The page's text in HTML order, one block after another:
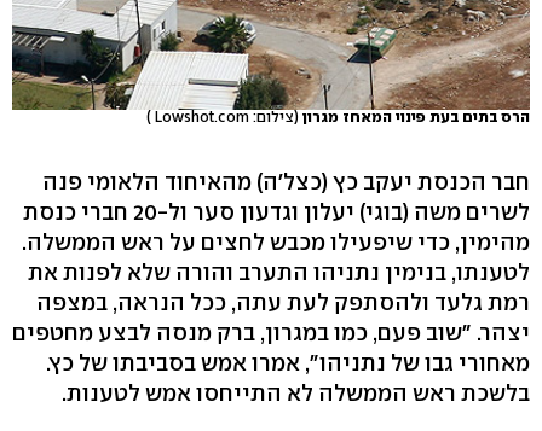
הרס בתים בעת פינוי המאחז מגרון (צילום: Lowshot.com )
חבר הכנסת יעקב כץ (כצל'ה) מהאיחוד הלאומי פנה
לשרים משה (בוגי) יעלון וגדעון סער ול-20 חברי כנסת
מהימין, כדי שיפעילו מכבש לחצים על ראש הממשלה.
לטענתו, בנימין נתניהו התערב והורה שלא לפנות את
רמת גלעד ולהסתפק לעת עתה, ככל הנראה, במצפה
יצהר. "שוב פעם, כמו במגרון, ברק מנסה לבצע מחטפים
מאחורי גבו של נתניהו", אמרו אמש בסביבתו של כץ.
בלשכת ראש הממשלה לא התייחסו אמש לטענות.